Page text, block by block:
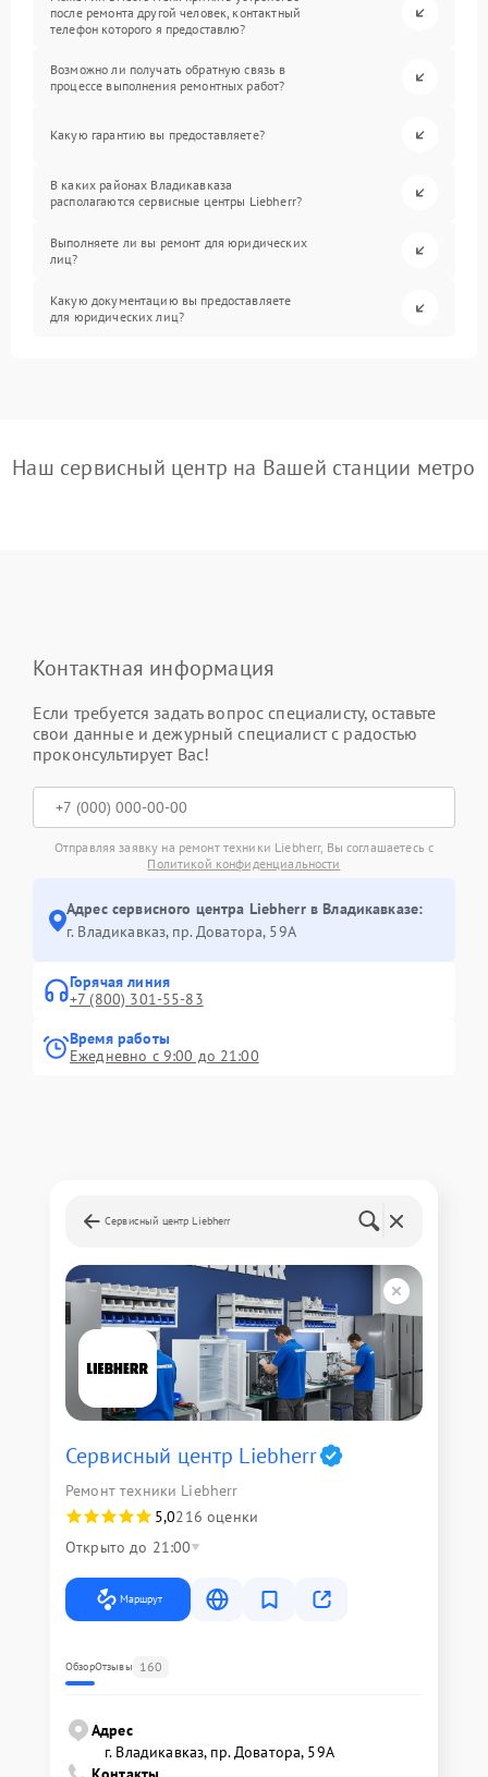
после ремонта другой человек, контактный
телефон которого я предоставлю?
Возможно ли получать обратную связь в
процессе выполнения ремонтных работ?
Какую гарантию вы предоставляете?
В каких районах Владикавказа
располагаются сервисные центры Liebherr?
Выполняете ли вы ремонт для юридических
лиц?
Какую документацию вы предоставляете
для юридических лиц?
Наш сервисный центр на Вашей станции метро
Контактная информация
Если требуется задать вопрос специалисту, оставьте
свои данные и дежурный специалист с радостью
проконсультирует Вас!
Отправляя заявку на ремонт техники Liebherr, Вы соглашаетесь с
Политикой конфиденциальности
Адрес сервисного центра Liebherr в Владикавказе:
г. Владикавказ, пр. Доватора, 59А
Горячая линия
+7 (800) 301-55-83
Время работы
Ежедневно с 9:00 до 21:00
Сервисный центр Liebherr
Сервисный центр Liebherr
Ремонт техники Liebherr
5,0216 оценки
Открыто до 21:00
Маршрут
ОбзорОтзывы 160
Адрес
г. Владикавказ, пр. Доватора, 59А